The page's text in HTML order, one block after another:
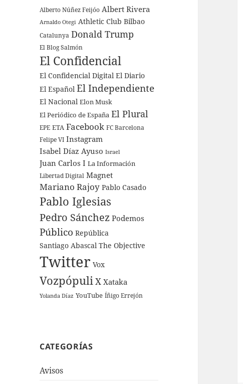
Alberto Núñez Feijóo Albert Rivera
Arnaldo Otegi Athletic Club Bilbao
Catalunya Donald Trump
El Blog Salmón
El Confidencial
El Confidencial Digital El Diario
El Español El Independiente
El Nacional Elon Musk
El Periódico de España El Plural
EPE ETA Facebook FC Barcelona
Felipe VI Instagram
Isabel Díaz Ayuso Israel
Juan Carlos I La Información
Libertad Digital Magnet
Mariano Rajoy Pablo Casado
Pablo Iglesias
Pedro Sánchez Podemos
Público República
Santiago Abascal The Objective
Twitter Vox
Vozpópuli X Xataka
Yolanda Díaz YouTube Íñigo Errejón
CATEGORÍAS
Avisos